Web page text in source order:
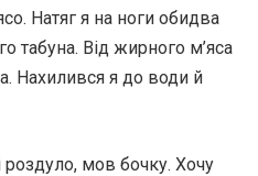
Натяг я на ноги обидва
табуна. Від жирного м’яса
Нахилився я до води й
мов бочку. Хочу